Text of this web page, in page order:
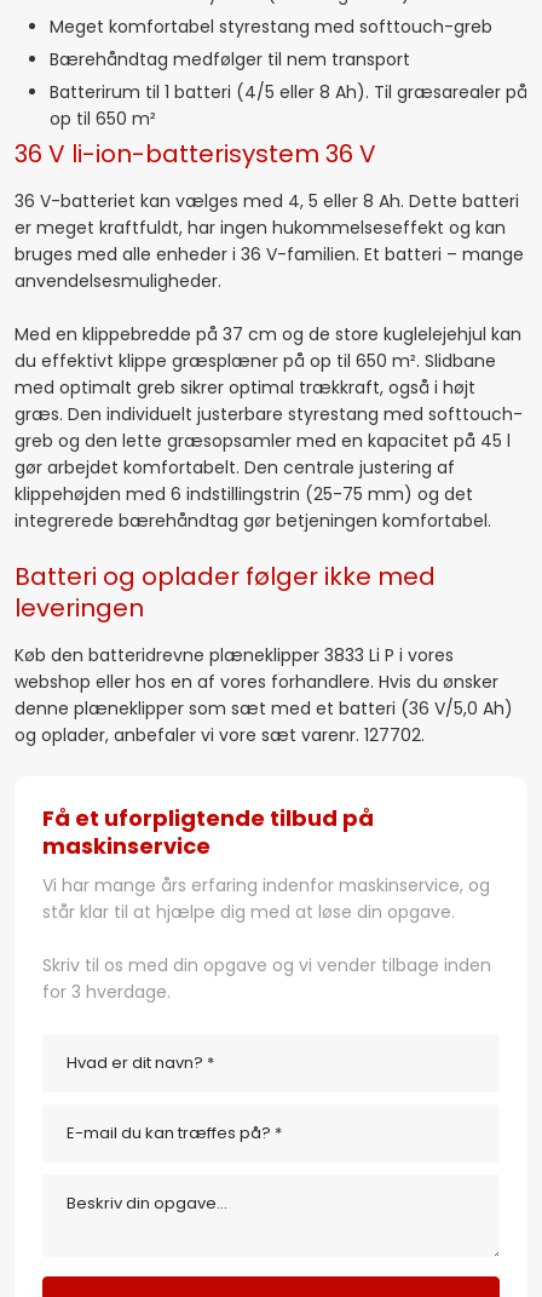
Meget komfortabel styrestang med softtouch-greb
Bærehåndtag medfølger til nem transport
Batterirum til 1 batteri (4/5 eller 8 Ah). Til græsarealer på
op til 650 m²
36 V li-ion-batterisystem 36 V
36 V-batteriet kan vælges med 4, 5 eller 8 Ah. Dette batteri
er meget kraftfuldt, har ingen hukommelseseffekt og kan
bruges med alle enheder i 36 V-familien. Et batteri – mange
anvendelsesmuligheder.
Med en klippebredde på 37 cm og de store kuglelejehjul kan
du effektivt klippe græsplæner på op til 650 m². Slidbane
med optimalt greb sikrer optimal trækkraft, også i højt
græs. Den individuelt justerbare styrestang med softtouch-
greb og den lette græsopsamler med en kapacitet på 45 l
gør arbejdet komfortabelt. Den centrale justering af
klippehøjden med 6 indstillingstrin (25-75 mm) og det
integrerede bærehåndtag gør betjeningen komfortabel.
Batteri og oplader følger ikke med
leveringen
Køb den batteridrevne plæneklipper 3833 Li P i vores
webshop eller hos en af vores forhandlere. Hvis du ønsker
denne plæneklipper som sæt med et batteri (36 V/5,0 Ah)
og oplader, anbefaler vi vore sæt varenr. 127702.
​Få et uforpligtende tilbud på
maskinservice
Vi har mange års erfaring indenfor maskinservice, og
står klar til at hjælpe dig med at løse din opgave.
​Skriv til os med din opgave og vi vender tilbage inden
for 3 hverdage.